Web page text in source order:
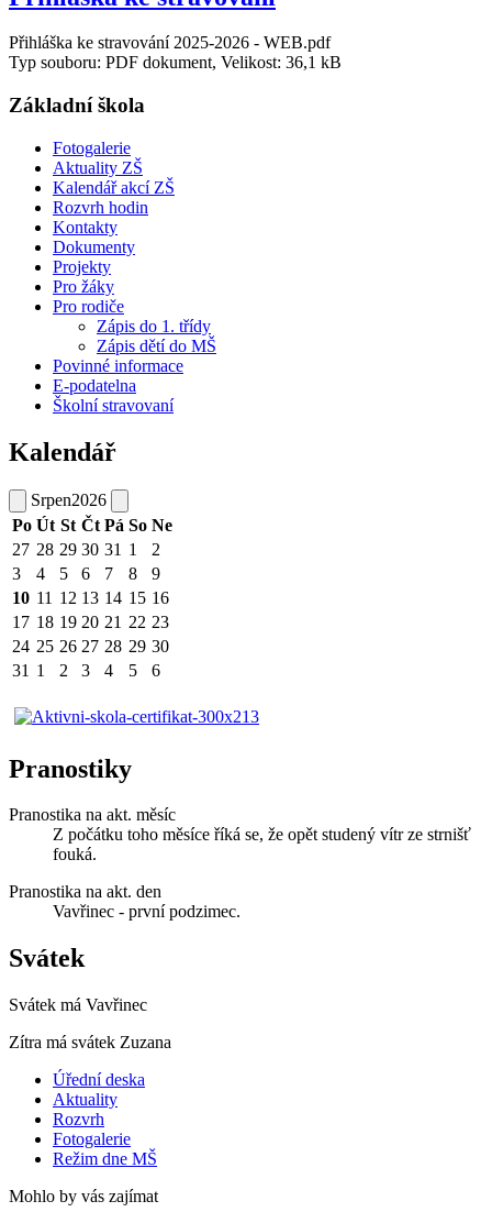
Přihláška ke stravování 2025-2026 - WEB.pdf
Typ souboru: PDF dokument, Velikost: 36,1 kB
Základní škola
Fotogalerie
Aktuality ZŠ
Kalendář akcí ZŠ
Rozvrh hodin
Kontakty
Dokumenty
Projekty
Pro žáky
Pro rodiče
Zápis do 1. třídy
Zápis dětí do MŠ
Povinné informace
E-podatelna
Školní stravovaní
Kalendář
Srpen2026
Po Út St Čt Pá So Ne
27 28 29 30 31 1
2
3
4 5 6 7 8
9
10 11 12 13 14 15 16
17 18 19 20 21 22 23
24 25 26 27 28 29 30
31 1 2 3 4 5 6
Pranostiky
Pranostika na akt. měsíc
Z počátku toho měsíce říká se, že opět studený vítr ze strnišť
fouká.
Pranostika na akt. den
Vavřinec - první podzimec.
Svátek
Svátek má Vavřinec
Zítra má svátek Zuzana
Úřední deska
Aktuality
Rozvrh
Fotogalerie
Režim dne MŠ
Mohlo by vás zajímat